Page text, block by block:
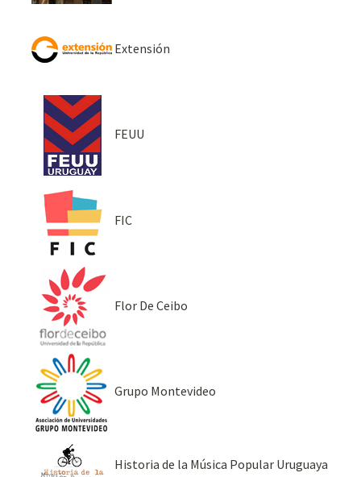
Extensión
FEUU
FIC
Flor De Ceibo
Grupo Montevideo
Historia de la Música Popular Uruguaya